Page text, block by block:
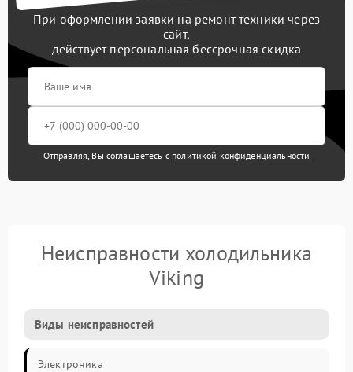
При оформлении заявки на ремонт техники через
сайт,
действует персональная бессрочная скидка
Отправляя, Вы соглашаетесь с политикой конфиденциальности
Неисправности холодильника
Viking
Виды неисправностей
Электроника